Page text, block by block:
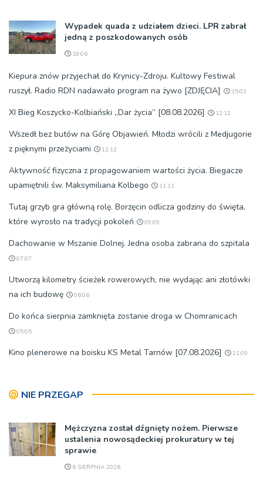
Wypadek quada z udziałem dzieci. LPR zabrał
jedną z poszkodowanych osób
18:06
Kiepura znów przyjechał do Krynicy-Zdroju. Kultowy Festiwal
ruszył. Radio RDN nadawało program na żywo [ZDJĘCIA]
15:03
XI Bieg Koszycko-Kolbiański „Dar życia” [08.08.2026] 12:12
Wszedł bez butów na Górę Objawień. Młodzi wrócili z Medjugorie
z pięknymi przeżyciami
12:12
Aktywność fizyczna z propagowaniem wartości życia. Biegacze
upamiętnili św. Maksymiliana Kolbego
11:11
Tutaj grzyb gra główną rolę. Borzęcin odlicza godziny do święta,
które wyrosło na tradycji pokoleń
09:09
Dachowanie w Mszanie Dolnej. Jedna osoba zabrana do szpitala
07:07
Utworzą kilometry ścieżek rowerowych, nie wydając ani złotówki
na ich budowę
06:06
Do końca sierpnia zamknięta zostanie droga w Chomranicach
05:05
Kino plenerowe na boisku KS Metal Tarnów [07.08.2026] 21:09
NIE PRZEGAP
Mężczyzna został dźgnięty nożem. Pierwsze
ustalenia nowosądeckiej prokuratury w tej
sprawie
6 SIERPNIA 2026